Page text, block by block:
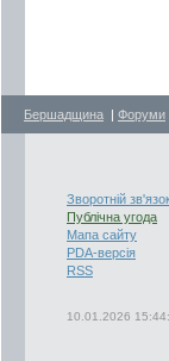
Бершадщина | Форуми
Зворотній
Публічна угода
Мапа сайту
PDA-версія
RSS
10.01.2026